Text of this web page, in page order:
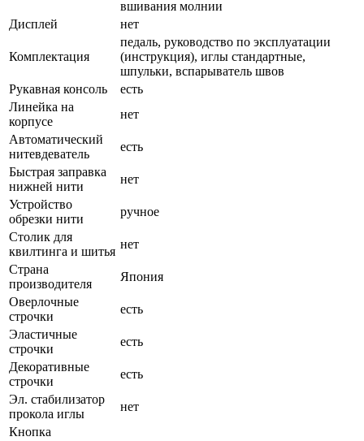
вшивания молнии
Дисплей
нет
Комплектация
педаль, руководство по эксплуатации
(инструкция), иглы стандартные,
шпульки, вспарыватель швов
Рукавная консоль
есть
Линейка на
корпусе
нет
Автоматический
нитевдеватель
есть
Быстрая заправка
нижней нити
нет
Устройство
обрезки нити
ручное
Столик для
квилтинга и шитья
нет
Страна
производителя
Япония
Оверлочные
строчки
есть
Эластичные
строчки
есть
Декоративные
строчки
есть
Эл. стабилизатор
прокола иглы
нет
Кнопка